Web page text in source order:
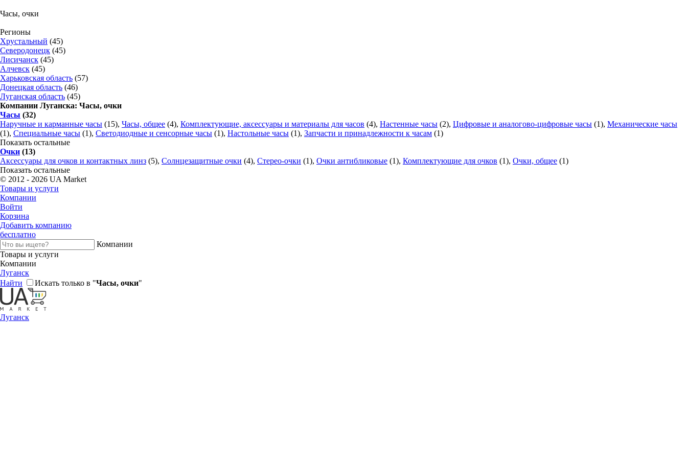
Часы, очки
Регионы
Хрустальный (45)
Северодонецк (45)
Лисичанск (45)
Алчевск (45)
Харьковская область (57)
Донецкая область (46)
Луганская область (45)
Компании Луганска: Часы, очки
Часы (32)
Наручные и карманные часы (15), Часы, общее (4), Комплектующие, аксессуары и материалы для часов (4), Настенные часы (2), Цифровые и аналогово-цифровые часы (1), Механические часы
(1), Специальные часы (1), Светодиодные и сенсорные часы (1), Настольные часы (1), Запчасти и принадлежности к часам (1)
Показать остальные
Очки (13)
Аксессуары для очков и контактных линз (5), Солнцезащитные очки (4), Стерео-очки (1), Очки антибликовые (1), Комплектующие для очков (1), Очки, общее (1)
Показать остальные
© 2012 - 2026 UA Market
Товары и услуги
Компании
Войти
Корзина
Добавить компанию
бесплатно
Компании
Товары и услуги
Компании
Луганск
Найти
Искать только в "Часы, очки"
Луганск